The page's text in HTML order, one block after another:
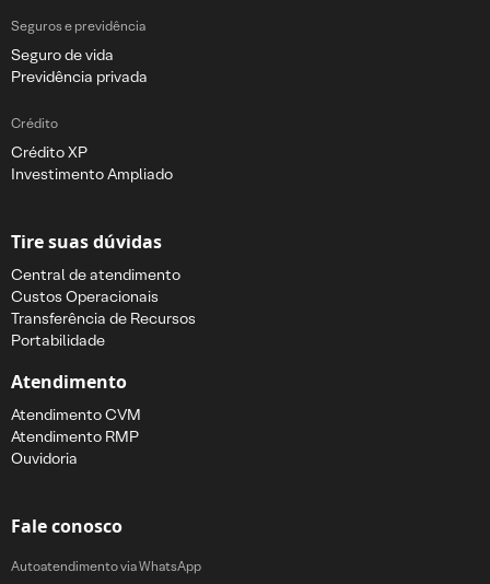
Seguros e previdência
Seguro de vida
Previdência privada
Crédito
Crédito XP
Investimento Ampliado
Tire suas dúvidas
Central de atendimento
Custos Operacionais
Transferência de Recursos
Portabilidade
Atendimento
Atendimento CVM
Atendimento RMP
Ouvidoria
Fale conosco
Autoatendimento via WhatsApp